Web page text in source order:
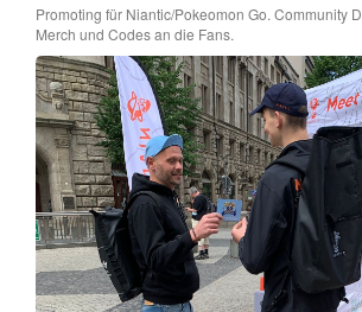
Promoting für Niantic/Pokeomon Go. Community
Merch und Codes an die Fans.